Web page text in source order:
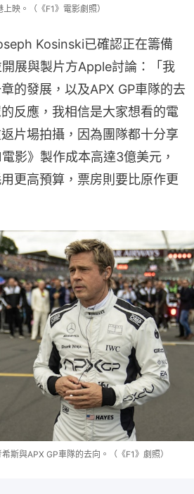
映。（《F1》電影劇照）
Kosinski已確認正在籌備
開展與製片方Apple討論：「我
的發展，以及APX GP車隊的去
反應，我相信是大家想看的電
片場拍攝，因為團隊都十分享
影》製作成本高達3億美元，
更高預算，票房則要比原作更
斯與APX GP車隊的去向。（《F1》劇照）